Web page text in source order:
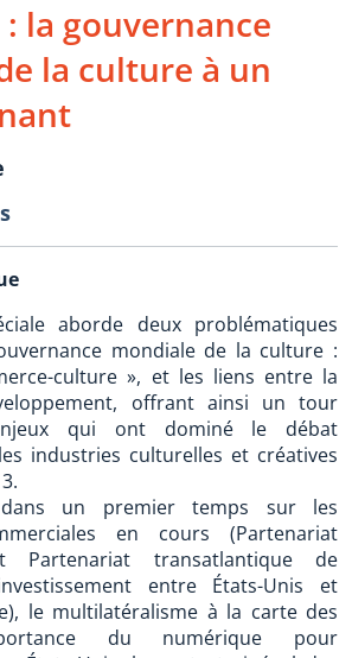
: la gouvernance
la culture à un
aborde deux problématiques
mondiale de la culture :
culture », et les liens entre la
offrant ainsi un tour
qui ont dominé le débat
industries culturelles et créatives
un premier temps sur les
en cours (Partenariat
Partenariat transatlantique de
entre États-Unis et
le multilatéralisme à la carte des
du numérique pour